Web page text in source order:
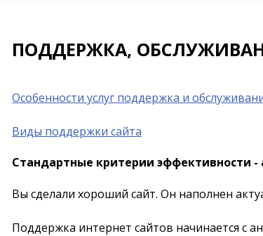
ПОДДЕРЖКА,
Особенности услуг поддержка и
Виды поддержки сайта
Стандартные критерии эффективности -
Вы сделали хороший сайт. Он наполнен
Поддержка интернет сайтов начинается с